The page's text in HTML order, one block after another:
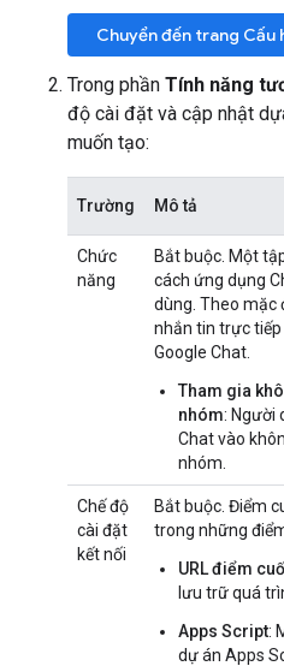
Chuyển đến trang Cấu
Trong phần Tính năng
độ cài đặt và cập nhật
muốn tạo:
Trường Mô tả
Chức
năng
Bắt buộc. Một
cách ứng dụng
dùng. Theo mặc
nhắn tin trực
Google Chat.
Tham gia
nhóm: Người
Chat vào
nhóm.
Chế độ
cài đặt
kết nối
Bắt buộc. Điểm
trong những
URL điểm
lưu trữ quá
Apps Script:
dự án Apps